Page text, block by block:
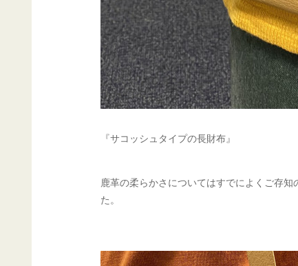
『サコッシュタイプの長財布』
鹿革の柔らかさについてはすでによくご存
た。